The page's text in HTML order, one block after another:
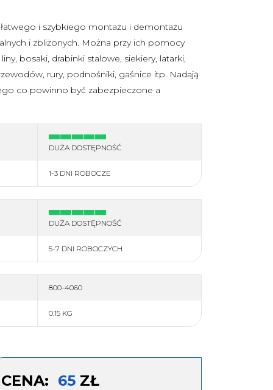
Wodery Komplety
Odzież polarowa
i szybkiego montażu i demontażu
i zbliżonych. Można przy ich pomocy
bosaki, drabinki stalowe, siekiery, latarki,
rury, podnośniki, gaśnice itp. Nadają
co powinno być zabezpieczone a
DUŻA DOSTĘPNOŚĆ
1-3 DNI ROBOCZE
DUŻA DOSTĘPNOŚĆ
5-7 DNI ROBOCZYCH
800-4060
0.15 KG
CENA: 65 ZŁ